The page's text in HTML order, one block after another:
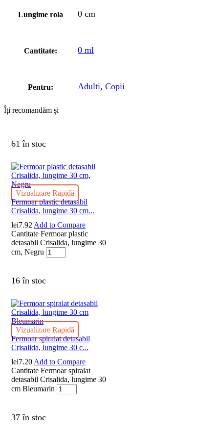
Lungime rola 0 cm
Cantitate: 0 ml
Pentru: Adulti, Copii
Îți recomandăm și
61 în stoc
Vizualizare Rapidă
Fermoar plastic detasabil
Crisalida, lungime 30 cm...
lei7.92 Add to Compare
Cantitate Fermoar plastic
detasabil Crisalida, lungime 30
cm, Negru
16 în stoc
Vizualizare Rapidă
Fermoar spiralat detasabil
Crisalida, lungime 30 c...
lei7.20 Add to Compare
Cantitate Fermoar spiralat
detasabil Crisalida, lungime 30
cm Bleumarin
37 în stoc